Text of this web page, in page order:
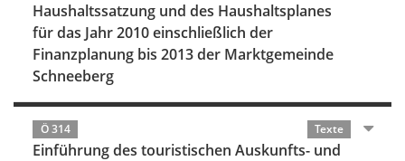
Haushaltssatzung und des Haushaltsplanes
für das Jahr 2010 einschließlich der
Finanzplanung bis 2013 der Marktgemeinde
Schneeberg
Ö 314 Texte
Einführung des touristischen Auskunfts- und